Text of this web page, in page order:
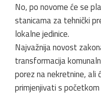
No, po novome će se
stanicama za tehnički
lokalne jedinice.
Najvažnija novost
transformacija
porez na nekretnine,
primjenjivati s